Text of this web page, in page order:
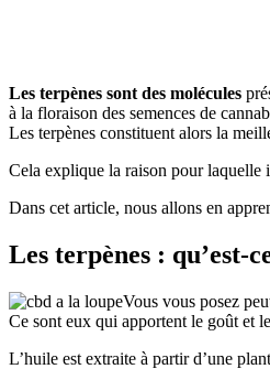
Les terpènes sont des molécules
à la floraison des semences de
Les terpènes constituent alors la
Cela explique la raison pour laquelle
Dans cet article, nous allons en
Les terpènes : qu’est-
Vous vous posez
Ce sont eux qui apportent le goût et
L’huile est extraite à partir d’une